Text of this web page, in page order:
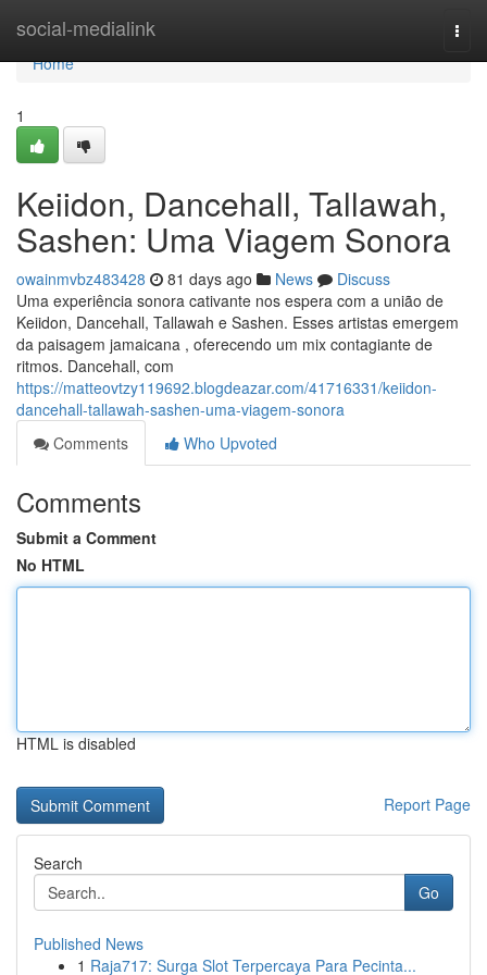
social-medialink
Home
Home
1
Keiidon, Dancehall, Tallawah,
Sashen: Uma Viagem Sonora
owainmvbz483428 81 days ago News
Discuss
Uma experiência sonora cativante nos espera com a união de
Keiidon, Dancehall, Tallawah e Sashen. Esses artistas emergem
da paisagem jamaicana , oferecendo um mix contagiante de
ritmos. Dancehall, com
https://matteovtzy119692.blogdeazar.com/41716331/keiidon-
dancehall-tallawah-sashen-uma-viagem-sonora
Comments
Who Upvoted
Comments
Submit a Comment
No HTML
HTML is disabled
Report Page
Search
Go
Published News
1 Raja717: Surga Slot Terpercaya Para Pecinta...